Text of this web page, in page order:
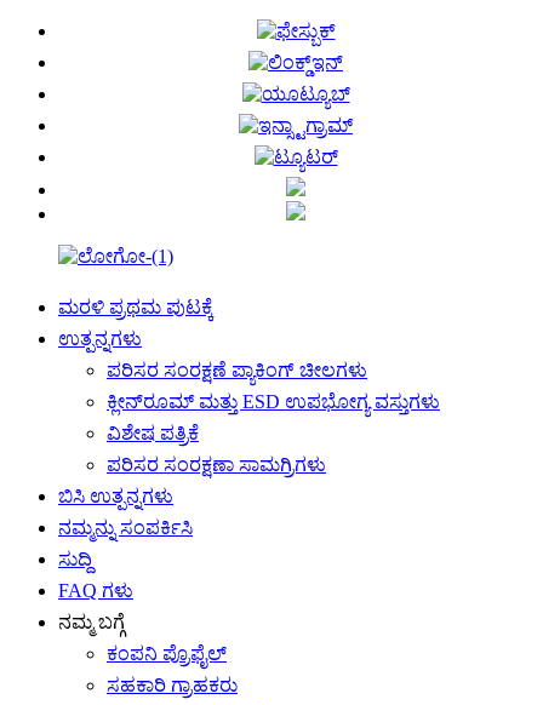
ಮರಳಿ ಪ್ರಥಮ ಪುಟಕ್ಕೆ
ಉತ್ಪನ್ನಗಳು
ಪರಿಸರ ಸಂರಕ್ಷಣೆ ಪ್ಯಾಕಿಂಗ್ ಚೀಲಗಳು
ಕ್ಲೀನ್‌ರೂಮ್ ಮತ್ತು ESD ಉಪಭೋಗ್ಯ ವಸ್ತುಗಳು
ವಿಶೇಷ ಪತ್ರಿಕೆ
ಪರಿಸರ ಸಂರಕ್ಷಣಾ ಸಾಮಗ್ರಿಗಳು
ಬಿಸಿ ಉತ್ಪನ್ನಗಳು
ನಮ್ಮನ್ನು ಸಂಪರ್ಕಿಸಿ
ಸುದ್ದಿ
FAQ ಗಳು
ನಮ್ಮ ಬಗ್ಗೆ
ಕಂಪನಿ ಪ್ರೊಫೈಲ್
ಸಹಕಾರಿ ಗ್ರಾಹಕರು